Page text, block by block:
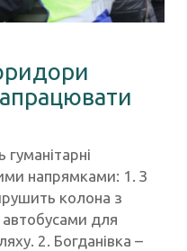
напрямками: 1. З
колона з
для
2. Богданівка –